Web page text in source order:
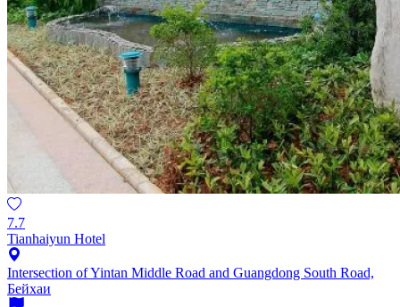
7.7
Tianhaiyun Hotel
Intersection of Yintan Middle Road and Guangdong South Road,
Бейхаи